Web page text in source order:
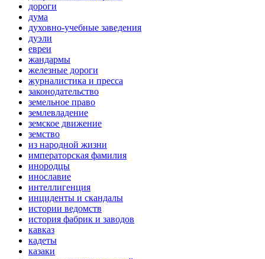
дороги
дума
духовно-учебные заведения
дуэли
евреи
жандармы
железные дороги
журналистика и пресса
законодательство
земельное право
землевладение
земское движение
земство
из народной жизни
императорская фамилия
инородцы
инославие
интеллигенция
инциденты и скандалы
истории ведомств
история фабрик и заводов
кавказ
кадеты
казаки